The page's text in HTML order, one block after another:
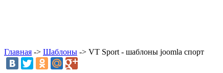
Главная -> Шаблоны -> VT Sport - шаблоны joomla спорт